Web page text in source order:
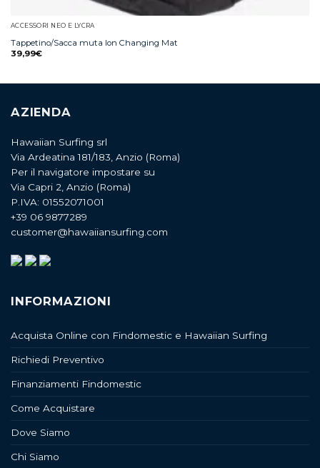
ACCESSORI NEO E LYCRA
Tappetino/Sacca muta Ion Changing Mat
39,99€
AZIENDA
Hawaiian Surfing srl
Via Ardeatina 181/183, Anzio (Roma)
Per il navigatore impostare su
Via Capri 2, Anzio (Roma)
P.IVA: 01552071001
+39 06 9877289
customer@hawaiiansurfing.com
INFORMAZIONI
Acquista Online con Findomestic e Hawaiian Surfing
Richiedi Preventivo
Finanziamenti Findomestic
Come Acquistare
Dove Siamo
Chi Siamo